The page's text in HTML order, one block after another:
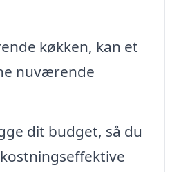
køkken, kan et
nuværende
dit budget, så du